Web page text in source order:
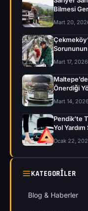
Bilmesi
Mart 20,
Mart 17, 2026
Önerdiği
Mart 14, 2026
Pendik’te
Yol
Ocak 22,
KATEGORILER
Blog & Haberler